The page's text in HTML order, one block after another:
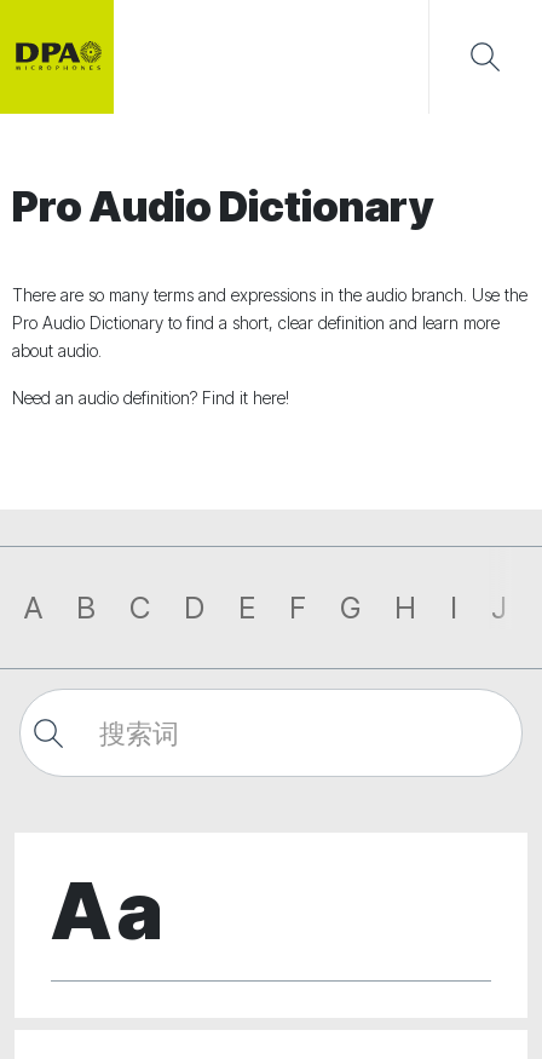
Pro Audio Dictionary
There are so many terms and expressions in the audio branch. Use the
Pro Audio Dictionary to find a short, clear definition and learn more
about audio.
Need an audio definition? Find it here!
A B C D E F G H I J
Aa